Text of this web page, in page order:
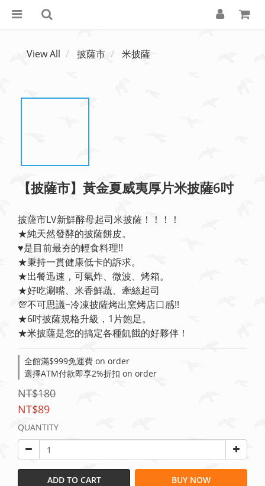
View All 披薩市 米披薩
【披薩市】黃金夏威夷厚片米披薩6吋
披薩市LV新鮮酵母起司米披薩！！！！
★純天然發酵的披薩餅皮。
♥️是目前最夯的輕食料理!!
★秉持一貫健康低卡的訴求。
★出餐迅速，可氣炸、微波、烤箱。
★好吃涮嘴、米香鮮蔬、牽絲起司
💯不可思議~冷凍披薩烤出窯烤店口感!!
★6吋披薩規格升級，1片飽足。
★米披薩是您的搞定各種飢餓的好夥伴！
全館滿$999免運費 on order
選擇ATM付款即享2%折扣 on order
NT$180
NT$89
QUANTITY
ADD TO CART BUY NOW